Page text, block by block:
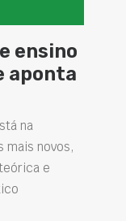
ensino
aponta
na
mais novos,
e